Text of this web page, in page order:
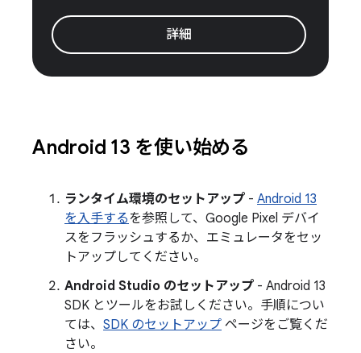
詳細
Android 13 を使い始める
ランタイム環境のセットアップ - Android 13
を入手するを参照して、Google Pixel デバイ
スをフラッシュするか、エミュレータをセッ
トアップしてください。
Android Studio のセットアップ - Android 13
SDK とツールをお試しください。手順につい
ては、 SDK のセットアップ ページをご覧くだ
さい。